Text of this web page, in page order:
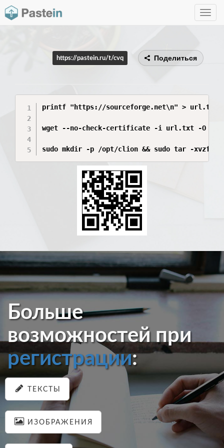
Toggle
https://pastein.ru/t/cvq Поделиться
printf "https://sourceforge.net\n" > url.txt
wget --no-check-certificate -i url.txt -O
Больше
возможностей при
регистрации:
ТЕКСТЫ
ИЗОБРАЖЕНИЯ